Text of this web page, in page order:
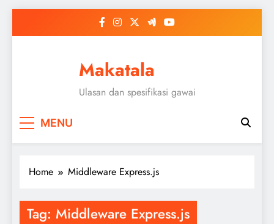
Makatala
Ulasan dan spesifikasi gawai
MENU
Home Middleware Express.js
Tag: Middleware Express.js